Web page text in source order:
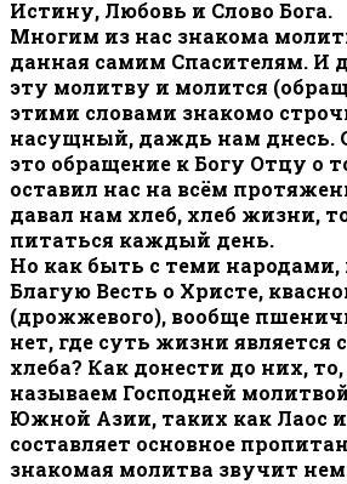
Истину, Любовь и Слово Бога.
Многим из нас знакома
данная самим Спасителям. И
эту молитву и молится
этими словами знакомо
насущный, даждь нам днесь.
это обращение к Богу Отцу о
оставил нас на всём
давал нам хлеб, хлеб жизни,
питаться каждый день.
Но как быть с теми народами,
Благую Весть о Христе,
(дрожжевого), вообще
нет, где суть жизни является
хлеба? Как донести до них,
называем Господней
Южной Азии, таких как Лаос
составляет основное
знакомая молитва звучит